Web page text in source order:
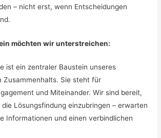
– nicht erst, wenn Entscheidungen
möchten wir unterstreichen:
ist ein zentraler Baustein unseres
Zusammenhalts. Sie steht für
und Miteinander. Wir sind bereit,
Lösungsfindung einzubringen – erwarten
Informationen und einen verbindlichen